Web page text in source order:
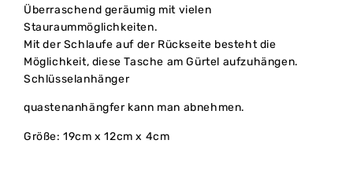
Überraschend geräumig mit vielen
Stauraummöglichkeiten.
Mit der Schlaufe auf der Rückseite besteht die
Möglichkeit, diese Tasche am Gürtel aufzuhängen.
Schlüsselanhänger
quastenanhängfer kann man abnehmen.
Größe: 19cm x 12cm x 4cm